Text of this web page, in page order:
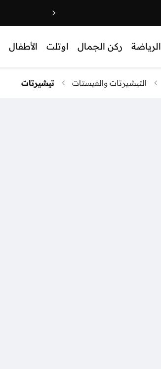
الرياضة ركن الجمال اوتلت الأطفال
التيشيرتات والفيستات تيشيرتات